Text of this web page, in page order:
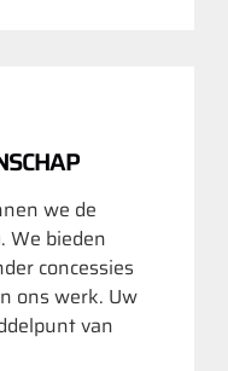
we de
We bieden
concessies
ons werk. Uw
van